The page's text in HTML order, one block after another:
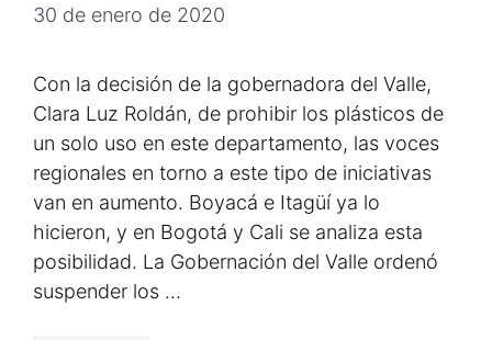
30 de enero de 2020
Con la decisión de la gobernadora del Valle,
Clara Luz Roldán, de prohibir los plásticos de
un solo uso en este departamento, las voces
regionales en torno a este tipo de iniciativas
van en aumento. Boyacá e Itagüí ya lo
hicieron, y en Bogotá y Cali se analiza esta
posibilidad. La Gobernación del Valle ordenó
suspender los …